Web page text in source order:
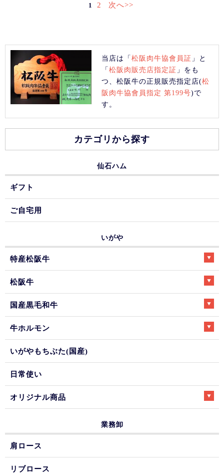
1 2 次へ>>
当店は「松阪肉牛協會員証 」と
「松阪肉販売店指定証 」をも
つ、松阪牛の正規販売指定店(松
阪肉牛協會員指定 第199号)で
す。
カテゴリから探す
仙石ハム
ギフト
ご自宅用
いがや
特産松阪牛
松阪牛
国産黒毛和牛
牛ホルモン
いがやもちぶた(国産)
日常使い
オリジナル商品
業務卸
肩ロース
リブロース